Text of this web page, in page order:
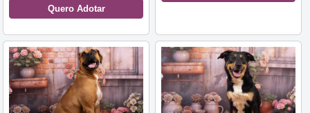
Quero Adotar